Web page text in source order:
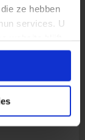
ze hebben
services. U
bij